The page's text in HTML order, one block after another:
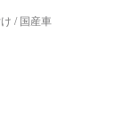
細かく読まなくても
願いしたいと思い
/ 国産車